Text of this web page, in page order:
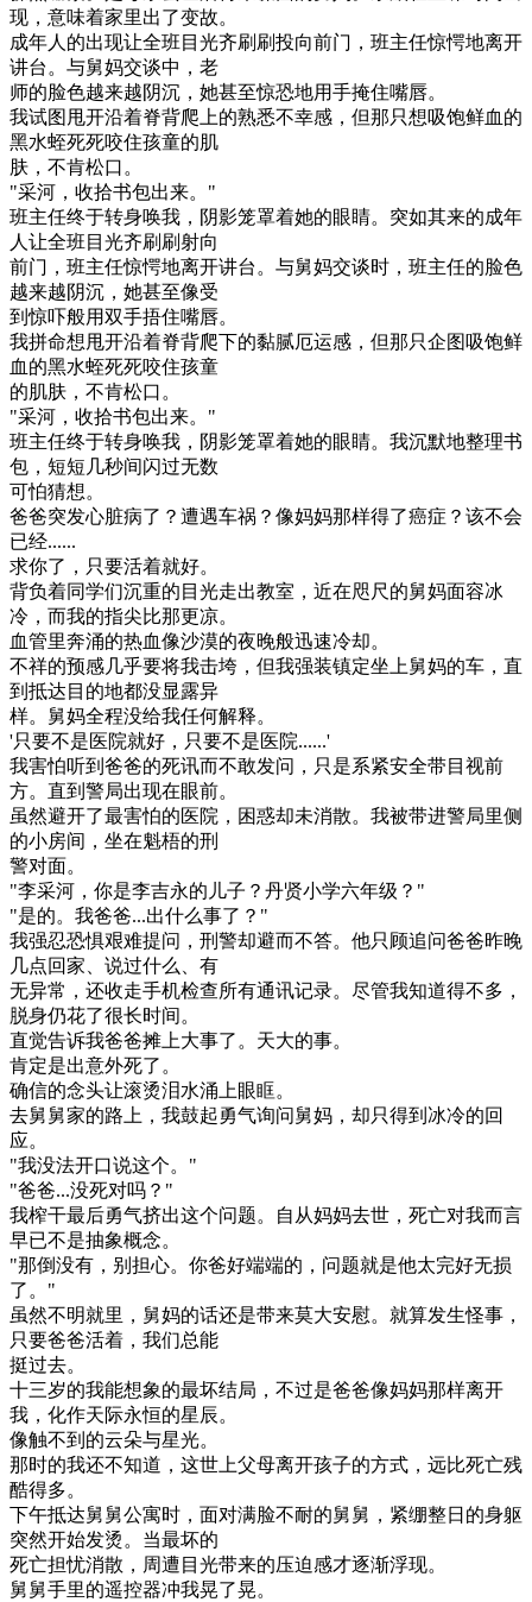
现，意味着家里出了变故。
成年人的出现让全班目光齐刷刷投向前门，班主任惊愕地离开
讲台。与舅妈交谈中，老
师的脸色越来越阴沉，她甚至惊恐地用手掩住嘴唇。
我试图甩开沿着脊背爬上的熟悉不幸感，但那只想吸饱鲜血的
黑水蛭死死咬住孩童的肌
肤，不肯松口。
"采河，收拾书包出来。"
班主任终于转身唤我，阴影笼罩着她的眼睛。突如其来的成年
人让全班目光齐刷刷射向
前门，班主任惊愕地离开讲台。与舅妈交谈时，班主任的脸色
越来越阴沉，她甚至像受
到惊吓般用双手捂住嘴唇。
我拼命想甩开沿着脊背爬下的黏腻厄运感，但那只企图吸饱鲜
血的黑水蛭死死咬住孩童
的肌肤，不肯松口。
"采河，收拾书包出来。"
班主任终于转身唤我，阴影笼罩着她的眼睛。我沉默地整理书
包，短短几秒间闪过无数
可怕猜想。
爸爸突发心脏病了？遭遇车祸？像妈妈那样得了癌症？该不会
已经......
求你了，只要活着就好。
背负着同学们沉重的目光走出教室，近在咫尺的舅妈面容冰
冷，而我的指尖比那更凉。
血管里奔涌的热血像沙漠的夜晚般迅速冷却。
不祥的预感几乎要将我击垮，但我强装镇定坐上舅妈的车，直
到抵达目的地都没显露异
样。舅妈全程没给我任何解释。
'只要不是医院就好，只要不是医院......'
我害怕听到爸爸的死讯而不敢发问，只是系紧安全带目视前
方。直到警局出现在眼前。
虽然避开了最害怕的医院，困惑却未消散。我被带进警局里侧
的小房间，坐在魁梧的刑
警对面。
"李采河，你是李吉永的儿子？丹贤小学六年级？"
"是的。我爸爸...出什么事了？"
我强忍恐惧艰难提问，刑警却避而不答。他只顾追问爸爸昨晚
几点回家、说过什么、有
无异常，还收走手机检查所有通讯记录。尽管我知道得不多，
脱身仍花了很长时间。
直觉告诉我爸爸摊上大事了。天大的事。
肯定是出意外死了。
确信的念头让滚烫泪水涌上眼眶。
去舅舅家的路上，我鼓起勇气询问舅妈，却只得到冰冷的回
应。
"我没法开口说这个。"
"爸爸...没死对吗？"
我榨干最后勇气挤出这个问题。自从妈妈去世，死亡对我而言
早已不是抽象概念。
"那倒没有，别担心。你爸好端端的，问题就是他太完好无损
了。"
虽然不明就里，舅妈的话还是带来莫大安慰。就算发生怪事，
只要爸爸活着，我们总能
挺过去。
十三岁的我能想象的最坏结局，不过是爸爸像妈妈那样离开
我，化作天际永恒的星辰。
像触不到的云朵与星光。
那时的我还不知道，这世上父母离开孩子的方式，远比死亡残
酷得多。
下午抵达舅舅公寓时，面对满脸不耐的舅舅，紧绷整日的身躯
突然开始发烫。当最坏的
死亡担忧消散，周遭目光带来的压迫感才逐渐浮现。
舅舅手里的遥控器冲我晃了晃。